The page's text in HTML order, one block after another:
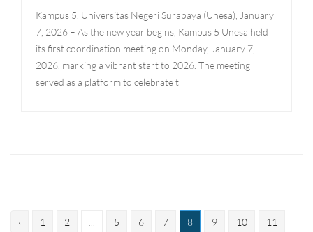
Kampus 5, Universitas Negeri Surabaya (Unesa), January
7, 2026 – As the new year begins, Kampus 5 Unesa held
its first coordination meeting on Monday, January 7,
2026, marking a vibrant start to 2026. The meeting
served as a platform to celebrate t
‹ 1 2 5 6 7 8 9 10 11